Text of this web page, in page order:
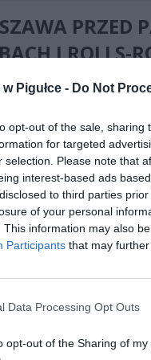
Pigułce - Do Not
opt-out of the sale,
for targeted
selection. Please note that
interest-based ads
to third parties
of your personal
This information may also
Participants that may
Data Processing Opt Outs
opt-out of the Sharing of my
PRZED
I ROLLS-
Warszawie
dziennik „Svenska
tego prestiżowego
europejskie metropolie,
od 2022 roku funkcjonuje
setkę miliarderów z listy
dopiero początek
Zagraniczni
motoryzacyjnych ikon
Rolls-Royce ma już za
nad Wisłą, co potwierdza